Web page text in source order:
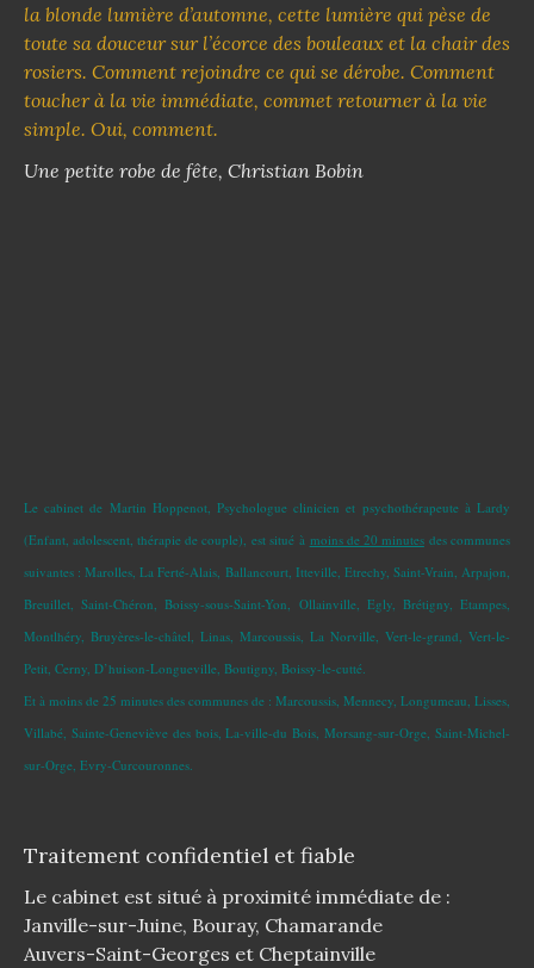
la blonde lumière d’automne, cette lumière qui pèse de
toute sa douceur sur l’écorce des bouleaux et la chair des
rosiers. Comment rejoindre ce qui se dérobe. Comment
toucher à la vie immédiate, commet retourner à la vie
simple. Oui, comment.
Une petite robe de fête, Christian Bobin
Le cabinet de Martin Hoppenot, Psychologue clinicien et psychothérapeute à Lardy
(Enfant, adolescent, thérapie de couple), est situé à moins de 20 minutesdes communes
suivantes : Marolles, La Ferté-Alais, Ballancourt, Itteville, Etrechy, Saint-Vrain, Arpajon,
Breuillet, Saint-Chéron, Boissy-sous-Saint-Yon, Ollainville, Egly, Brétigny, Etampes,
Montlhéry, Bruyères-le-châtel, Linas, Marcoussis, La Norville, Vert-le-grand, Vert-le-
Petit, Cerny, D’huison-Longueville, Boutigny, Boissy-le-cutté.
Et à moins de 25 minutes des communes de : Marcoussis, Mennecy, Longumeau, Lisses,
Villabé, Sainte-Geneviève des bois, La-ville-du Bois, Morsang-sur-Orge, Saint-Michel-
sur-Orge, Evry-Curcouronnes.
Traitement confidentiel et fiable
Le cabinet est situé à proximité immédiate de :
Janville-sur-Juine, Bouray, Chamarande
Auvers-Saint-Georges et Cheptainville